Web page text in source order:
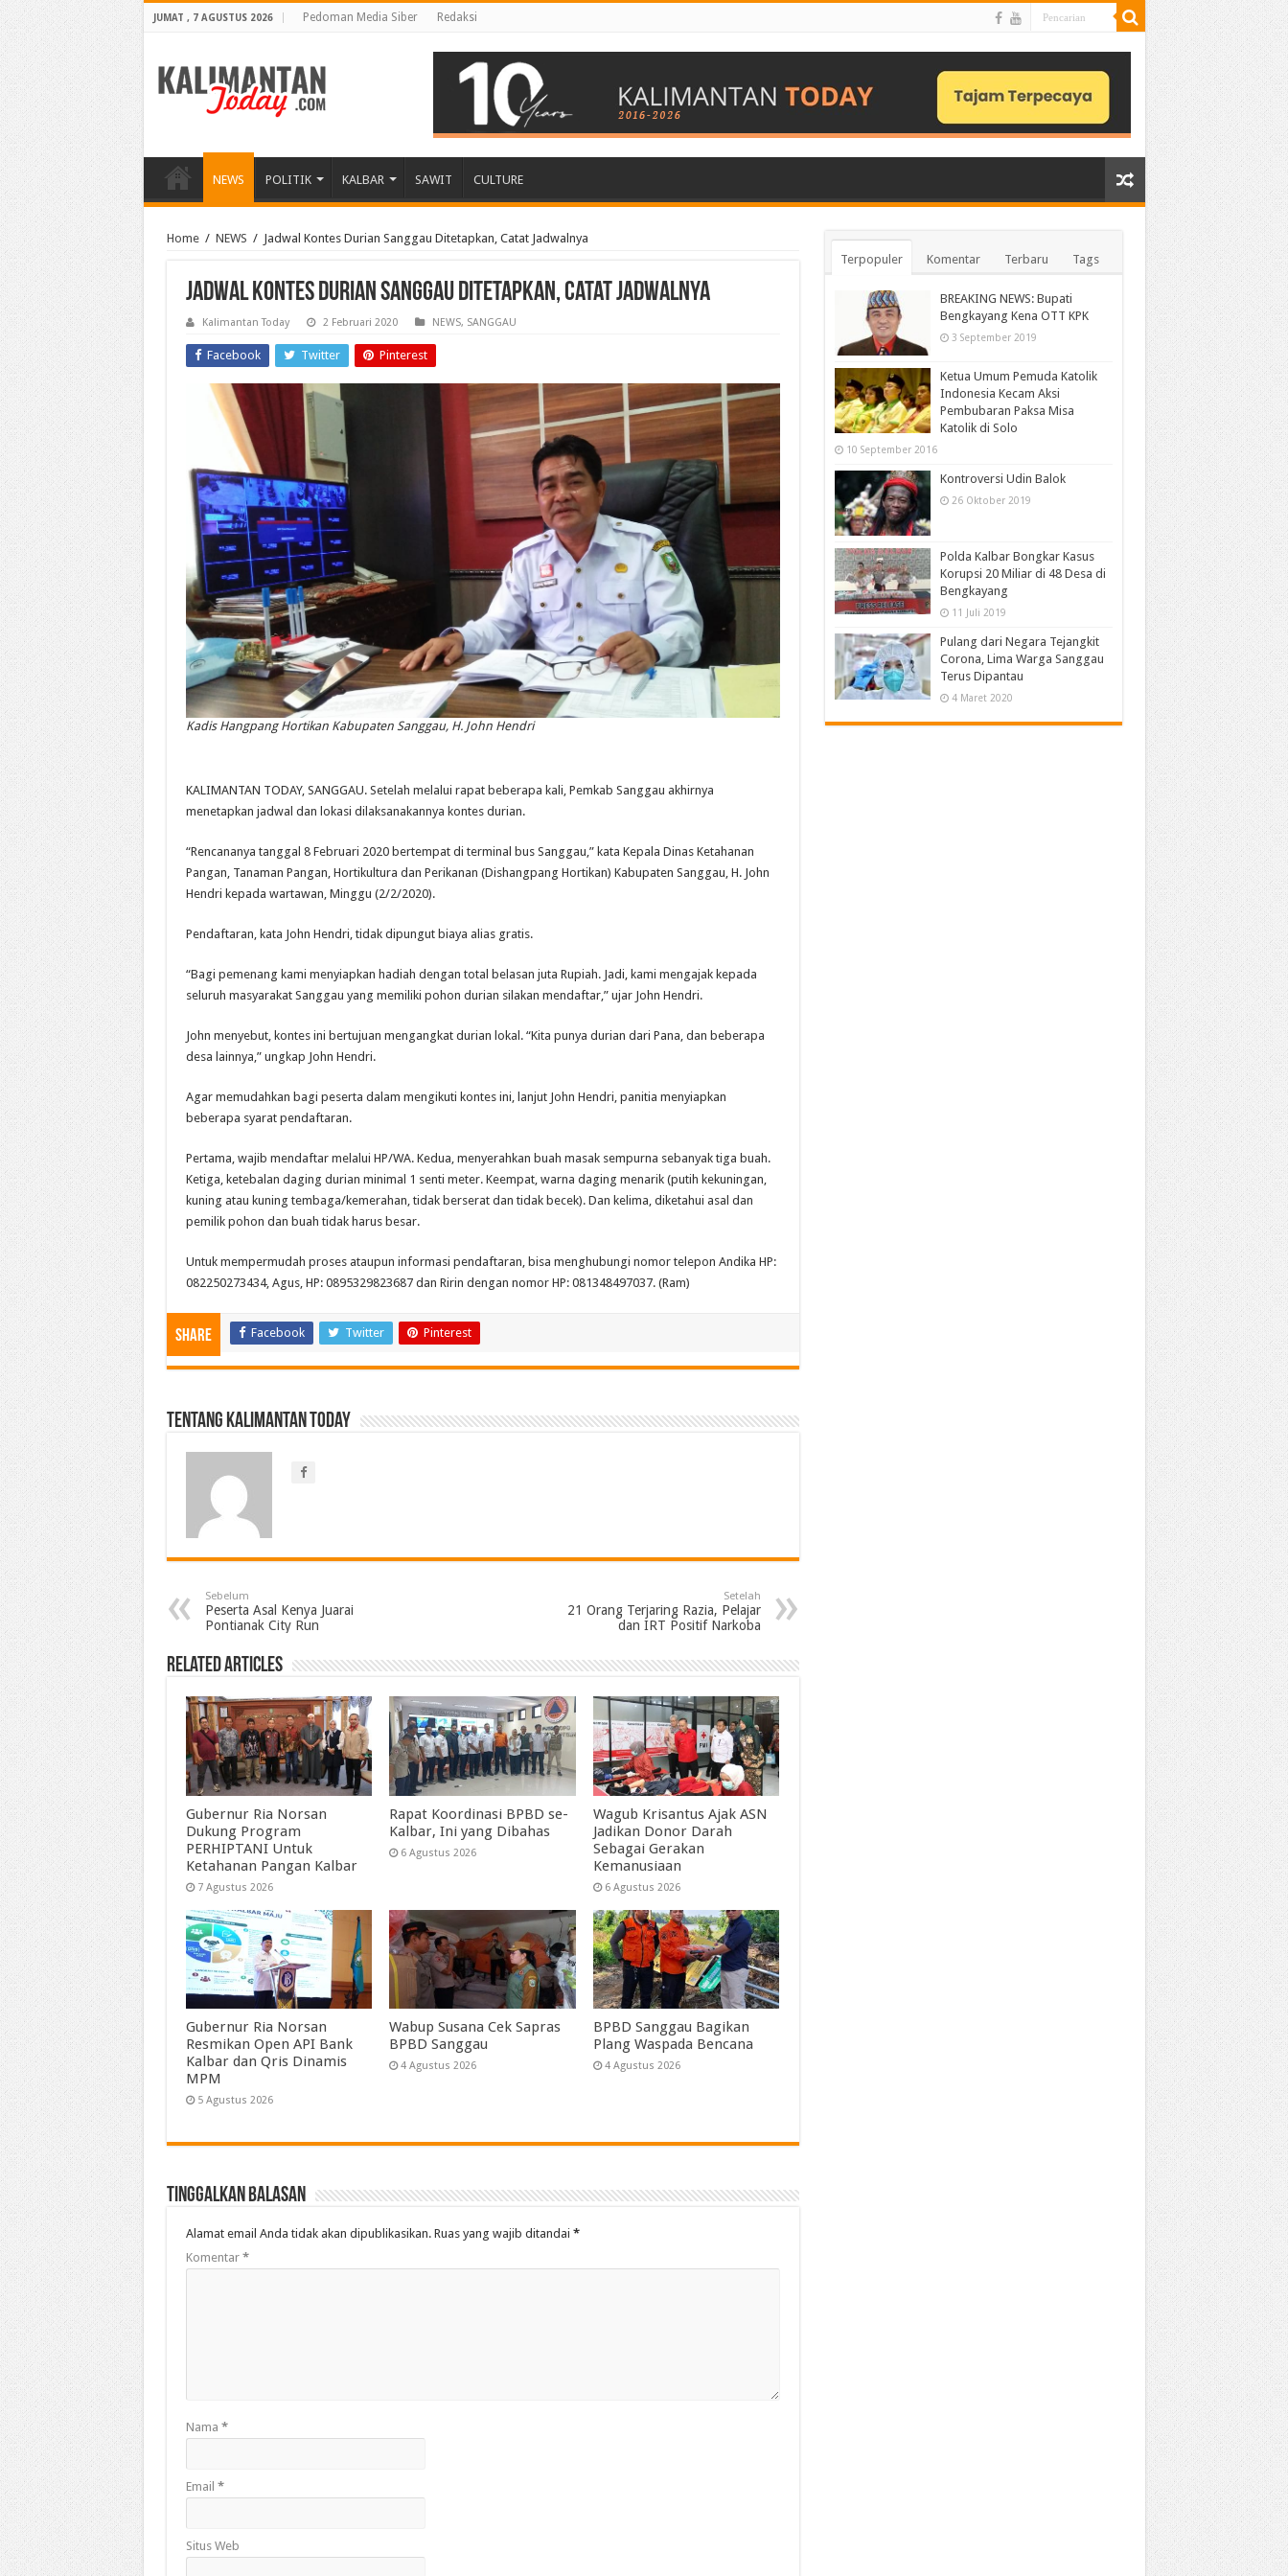
JUMAT , 7 AGUSTUS 2026 Pedoman Media Siber Redaksi
NEWS POLITIK KALBAR SAWIT CULTURE
Home / NEWS / Jadwal Kontes Durian Sanggau Ditetapkan, Catat Jadwalnya
Jadwal Kontes Durian Sanggau Ditetapkan, Catat Jadwalnya
Kalimantan Today 2 Februari 2020 NEWS, SANGGAU
Facebook Twitter Pinterest
Kadis Hangpang Hortikan Kabupaten Sanggau, H. John Hendri
KALIMANTAN TODAY, SANGGAU. Setelah melalui rapat beberapa kali, Pemkab Sanggau akhirnya
menetapkan jadwal dan lokasi dilaksanakannya kontes durian.
“Rencananya tanggal 8 Februari 2020 bertempat di terminal bus Sanggau,” kata Kepala Dinas Ketahanan
Pangan, Tanaman Pangan, Hortikultura dan Perikanan (Dishangpang Hortikan) Kabupaten Sanggau, H. John
Hendri kepada wartawan, Minggu (2/2/2020).
Pendaftaran, kata John Hendri, tidak dipungut biaya alias gratis.
“Bagi pemenang kami menyiapkan hadiah dengan total belasan juta Rupiah. Jadi, kami mengajak kepada
seluruh masyarakat Sanggau yang memiliki pohon durian silakan mendaftar,” ujar John Hendri.
John menyebut, kontes ini bertujuan mengangkat durian lokal. “Kita punya durian dari Pana, dan beberapa
desa lainnya,” ungkap John Hendri.
Agar memudahkan bagi peserta dalam mengikuti kontes ini, lanjut John Hendri, panitia menyiapkan
beberapa syarat pendaftaran.
Pertama, wajib mendaftar melalui HP/WA. Kedua, menyerahkan buah masak sempurna sebanyak tiga buah.
Ketiga, ketebalan daging durian minimal 1 senti meter. Keempat, warna daging menarik (putih kekuningan,
kuning atau kuning tembaga/kemerahan, tidak berserat dan tidak becek). Dan kelima, diketahui asal dan
pemilik pohon dan buah tidak harus besar.
Untuk mempermudah proses ataupun informasi pendaftaran, bisa menghubungi nomor telepon Andika HP:
082250273434, Agus, HP: 0895329823687 dan Ririn dengan nomor HP: 081348497037. (Ram)
Share Facebook Twitter Pinterest
Tentang Kalimantan Today
Sebelum
Peserta Asal Kenya Juarai
Pontianak City Run
Setelah
21 Orang Terjaring Razia, Pelajar
dan IRT Positif Narkoba
Related Articles
Gubernur Ria Norsan
Dukung Program
PERHIPTANI Untuk
Ketahanan Pangan Kalbar
7 Agustus 2026
Rapat Koordinasi BPBD se-
Kalbar, Ini yang Dibahas
6 Agustus 2026
Wagub Krisantus Ajak ASN
Jadikan Donor Darah
Sebagai Gerakan
Kemanusiaan
6 Agustus 2026
Gubernur Ria Norsan
Resmikan Open API Bank
Kalbar dan Qris Dinamis
MPM
5 Agustus 2026
Wabup Susana Cek Sapras
BPBD Sanggau
4 Agustus 2026
BPBD Sanggau Bagikan
Plang Waspada Bencana
4 Agustus 2026
Tinggalkan Balasan
Alamat email Anda tidak akan dipublikasikan. Ruas yang wajib ditandai *
Komentar *
Nama *
Email *
Situs Web
Terpopuler Komentar Terbaru Tags
BREAKING NEWS: Bupati
Bengkayang Kena OTT KPK
3 September 2019
Ketua Umum Pemuda Katolik
Indonesia Kecam Aksi
Pembubaran Paksa Misa
Katolik di Solo
10 September 2016
Kontroversi Udin Balok
26 Oktober 2019
Polda Kalbar Bongkar Kasus
Korupsi 20 Miliar di 48 Desa di
Bengkayang
11 Juli 2019
Pulang dari Negara Tejangkit
Corona, Lima Warga Sanggau
Terus Dipantau
4 Maret 2020